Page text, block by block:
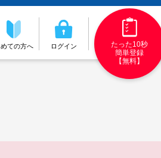
ての方へ ログイン
たった10秒
簡単登録
【無料】